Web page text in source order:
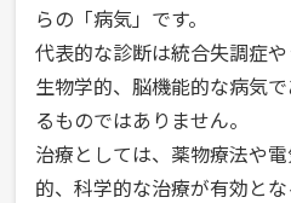
らの「病気」です。
代表的な診断は統合失調症や
生物学的、脳機能的な病気
るものではありません。
治療としては、薬物療法や
的、科学的な治療が有効とな